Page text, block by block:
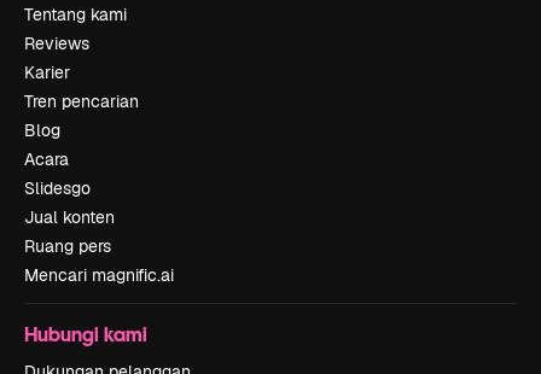
Tentang kami
Reviews
Karier
Tren pencarian
Blog
Acara
Slidesgo
Jual konten
Ruang pers
Mencari magnific.ai
Hubungi kami